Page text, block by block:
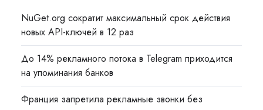
NuGet.org сократит максимальный срок действия
новых API-ключей в 12 раз
До 14% рекламного потока в Telegram приходится
на упоминания банков
Франция запретила рекламные звонки без